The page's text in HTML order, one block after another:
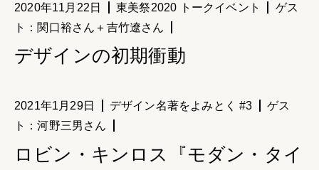
2020年11月22日 東美祭2020 トークイベント
ゲス
ト：関口裕さん＋吉竹遼さん
デザインの初期衝動
2021年1月29日 デザイン名著をよみとく #3
ゲス
ト：河野三男さん
ロビン・キンロス『モダン・タイ